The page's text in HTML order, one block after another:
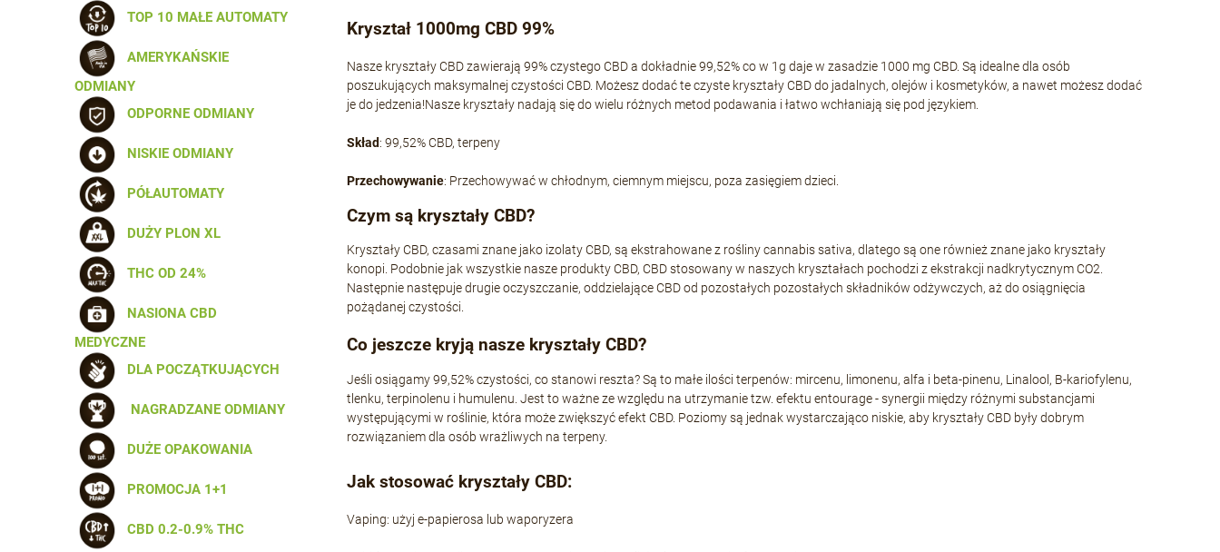
TOP 10 MAŁE AUTOMATY
AMERYKAŃSKIE
ODMIANY
ODPORNE ODMIANY
NISKIE ODMIANY
PÓŁAUTOMATY
DUŻY PLON XL
THC OD 24%
NASIONA CBD
MEDYCZNE
DLA POCZĄTKUJĄCYCH
NAGRADZANE ODMIANY
DUŻE OPAKOWANIA
PROMOCJA 1+1
CBD 0.2-0.9% THC
Kryształ 1000mg CBD 99%
Nasze kryształy CBD zawierają 99% czystego CBD a dokładnie 99,52% co w 1g daje w zasadzie 1000 mg CBD. Są idealne dla osób
poszukujących maksymalnej czystości CBD. Możesz dodać te czyste kryształy CBD do jadalnych, olejów i kosmetyków, a nawet możesz dodać
je do jedzenia!Nasze kryształy nadają się do wielu różnych metod podawania i łatwo wchłaniają się pod językiem.
Skład: 99,52% CBD, terpeny
Przechowywanie: Przechowywać w chłodnym, ciemnym miejscu, poza zasięgiem dzieci.
Czym są kryształy CBD?
Kryształy CBD, czasami znane jako izolaty CBD, są ekstrahowane z rośliny cannabis sativa, dlatego są one również znane jako kryształy
konopi. Podobnie jak wszystkie nasze produkty CBD, CBD stosowany w naszych kryształach pochodzi z ekstrakcji nadkrytycznym CO2.
Następnie następuje drugie oczyszczanie, oddzielające CBD od pozostałych pozostałych składników odżywczych, aż do osiągnięcia
pożądanej czystości.
Co jeszcze kryją nasze kryształy CBD?
Jeśli osiągamy 99,52% czystości, co stanowi reszta? Są to małe ilości terpenów: mircenu, limonenu, alfa i beta-pinenu, Linalool, B-kariofylenu,
tlenku, terpinolenu i humulenu. Jest to ważne ze względu na utrzymanie tzw. efektu entourage - synergii między różnymi substancjami
występującymi w roślinie, która może zwiększyć efekt CBD. Poziomy są jednak wystarczająco niskie, aby kryształy CBD były dobrym
rozwiązaniem dla osób wrażliwych na terpeny.
Jak stosować kryształy CBD:
Vaping: użyj e-papierosa lub waporyzera